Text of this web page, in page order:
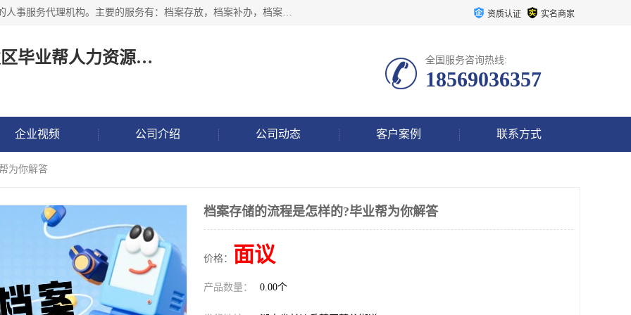
长沙毕业帮人力资源咨询有限责任公司是一家拥有8年多经验的人事服务代理机构。主要的服务有：档案存放，档案补办，档案激活，档案查询，档案查找，档案托管，档案调取，档案异地代办，档案异常处理 等；提供毕业档案处理、人事档案服务、商务代理代办、个人档案等服务，同时办事过程全程与客户沟通，确保真实、安全、可靠！ 资质认证 实名商家
长沙高新技术产业开发区毕业帮人力资源咨询有限责任公司 全国服务咨询热线:
18569036357
企业视频 公司介绍 公司动态 客户案例 联系方式
为你解答
档案存储的流程是怎样的?毕业帮为你解答
价格： 面议
产品数量： 0.00个